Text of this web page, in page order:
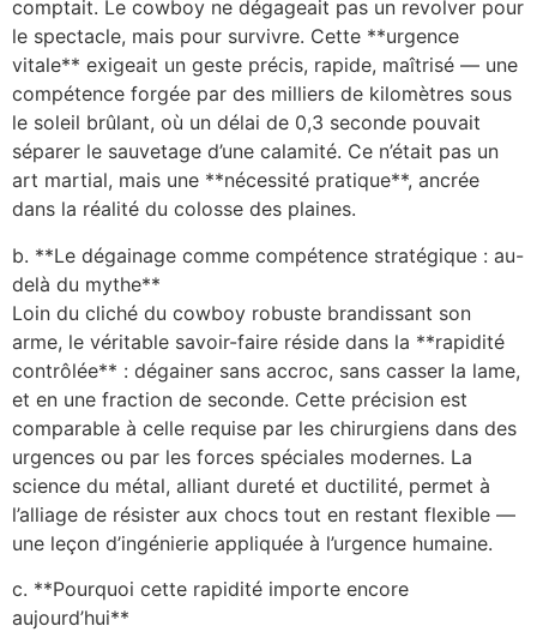
comptait. Le cowboy ne dégageait pas un revolver pour
le spectacle, mais pour survivre. Cette **urgence
vitale** exigeait un geste précis, rapide, maîtrisé — une
compétence forgée par des milliers de kilomètres sous
le soleil brûlant, où un délai de 0,3 seconde pouvait
séparer le sauvetage d’une calamité. Ce n’était pas un
art martial, mais une **nécessité pratique**, ancrée
dans la réalité du colosse des plaines.
b. **Le dégainage comme compétence stratégique : au-
delà du mythe**
Loin du cliché du cowboy robuste brandissant son
arme, le véritable savoir-faire réside dans la **rapidité
contrôlée** : dégainer sans accroc, sans casser la lame,
et en une fraction de seconde. Cette précision est
comparable à celle requise par les chirurgiens dans des
urgences ou par les forces spéciales modernes. La
science du métal, alliant dureté et ductilité, permet à
l’alliage de résister aux chocs tout en restant flexible —
une leçon d’ingénierie appliquée à l’urgence humaine.
c. **Pourquoi cette rapidité importe encore
aujourd’hui**